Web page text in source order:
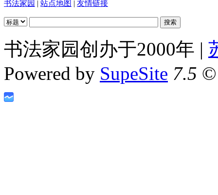
书法家园 | 站点地图 | 友情链接
书法家园创办于2000年 |
Powered by SupeSite 7.5 ©